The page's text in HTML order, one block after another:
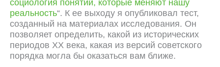
социология понятий, которые меняют нашу
реальность“. К ее выходу я опубликовал тест,
созданный на материалах исследования. Он
позволяет определить, какой из исторических
периодов XX века, какая из версий советского
порядка могла бы оказаться вам ближе.